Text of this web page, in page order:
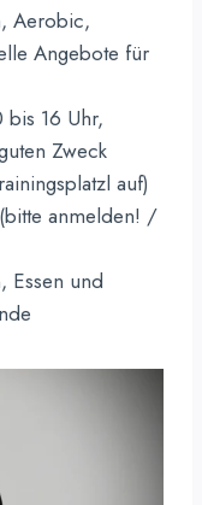
Aerobic,
Angebote für
bis 16 Uhr,
Zweck
auf)
anmelden! /
Essen und